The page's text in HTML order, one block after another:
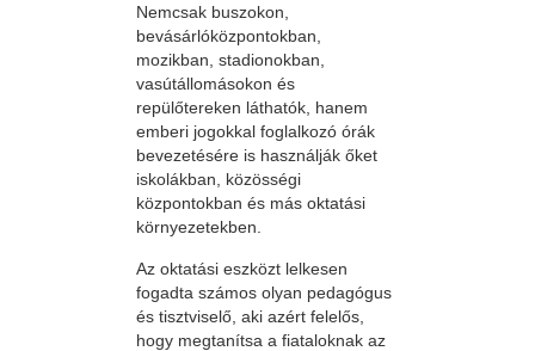
Nemcsak buszokon,
bevásárlóközpontokban,
mozikban, stadionokban,
vasútállomásokon és
repülőtereken láthatók, hanem
emberi jogokkal foglalkozó órák
bevezetésére is használják őket
iskolákban, közösségi
központokban és más oktatási
környezetekben.
Az oktatási eszközt lelkesen
fogadta számos olyan pedagógus
és tisztviselő, aki azért felelős,
hogy megtanítsa a fiataloknak az